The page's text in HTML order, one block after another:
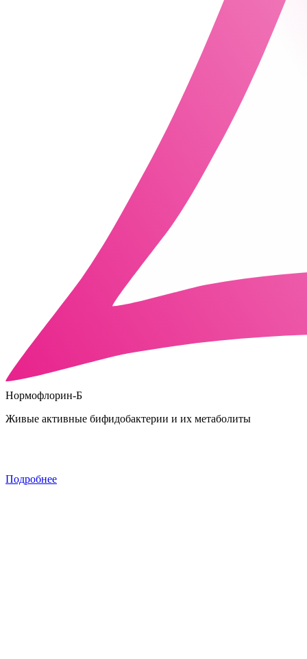
Нормофлорин-Б
Живые активные бифидобактерии и их метаболиты
Подробнее